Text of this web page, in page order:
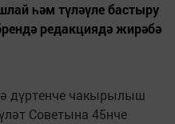
һәм түләүле бастыру
редакциядә жирәбә
дүртенче чакырылыш
Советына 45нче